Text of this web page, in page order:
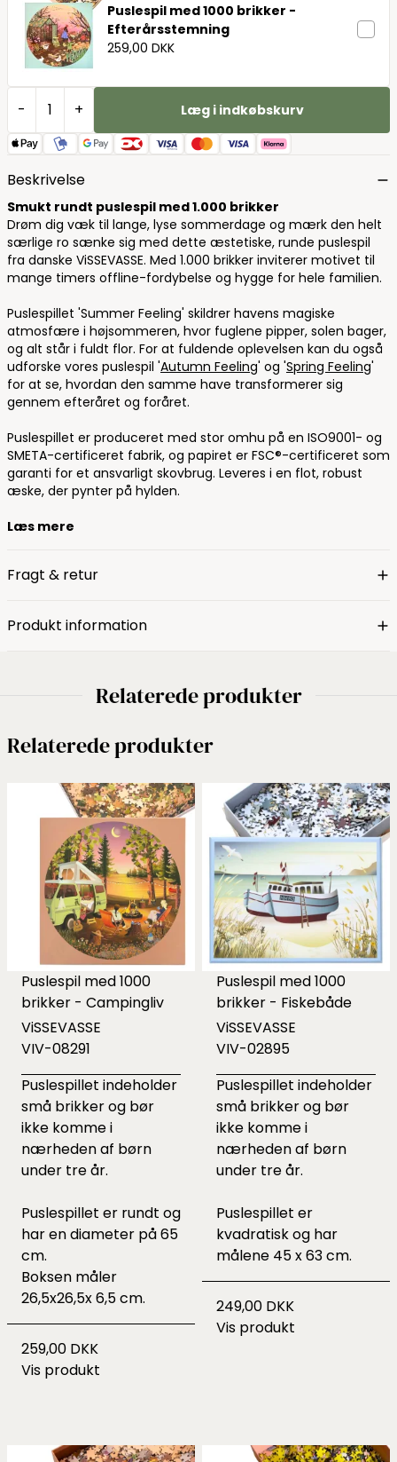
Puslespil med 1000 brikker -
Efterårsstemning
259,00 DKK
- + Læg i indkøbskurv
Beskrivelse
Smukt rundt puslespil med 1.000 brikker
Drøm dig væk til lange, lyse sommerdage og mærk den helt
særlige ro sænke sig med dette æstetiske, runde puslespil
fra danske ViSSEVASSE. Med 1.000 brikker inviterer motivet til
mange timers offline-fordybelse og hygge for hele familien.
Puslespillet 'Summer Feeling' skildrer havens magiske
atmosfære i højsommeren, hvor fuglene pipper, solen bager,
og alt står i fuldt flor. For at fuldende oplevelsen kan du også
udforske vores puslespil 'Autumn Feeling' og 'Spring Feeling'
for at se, hvordan den samme have transformerer sig
gennem efteråret og foråret.
Puslespillet er produceret med stor omhu på en ISO9001- og
SMETA-certificeret fabrik, og papiret er FSC®-certificeret som
garanti for et ansvarligt skovbrug. Leveres i en flot, robust
æske, der pynter på hylden.
Læs mere
Fragt & retur
Produkt information
Relaterede produkter
Relaterede produkter
Puslespil med 1000
brikker - Campingliv
ViSSEVASSE
VIV-08291
Puslespillet indeholder
små brikker og bør
ikke komme i
nærheden af børn
under tre år.
Puslespillet er rundt og
har en diameter på 65
cm.
Boksen måler
26,5x26,5x 6,5 cm.
259,00 DKK
Vis produkt
Puslespil med 1000
brikker - Fiskebåde
ViSSEVASSE
VIV-02895
Puslespillet indeholder
små brikker og bør
ikke komme i
nærheden af børn
under tre år.
Puslespillet er
kvadratisk og har
målene 45 x 63 cm.
249,00 DKK
Vis produkt